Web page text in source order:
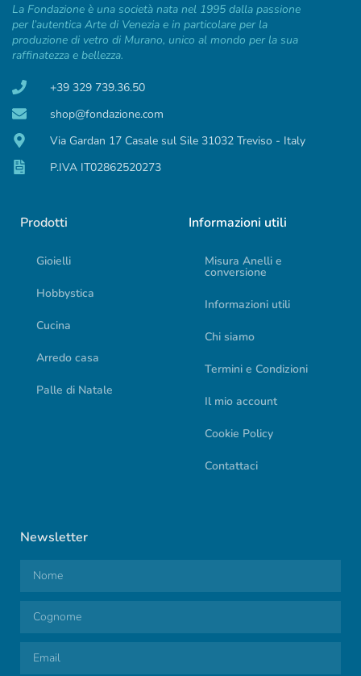
La Fondazione è una società nata nel 1995 dalla passione
per l’autentica Arte di Venezia e in particolare per la
produzione di vetro di Murano, unico al mondo per la sua
raffinatezza e bellezza.
+39 329 739.36.50
shop@fondazione.com
Via Gardan 17 Casale sul Sile 31032 Treviso - Italy
P.IVA IT02862520273
Prodotti
Gioielli
Hobbystica
Cucina
Arredo casa
Palle di Natale
Informazioni utili
Misura Anelli e
conversione
Informazioni utili
Chi siamo
Termini e Condizioni
Il mio account
Cookie Policy
Contattaci
Newsletter